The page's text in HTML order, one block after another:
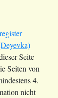
Seite
Seiten von
4.
nicht